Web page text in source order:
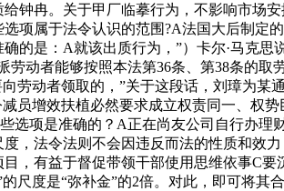
钟冉。关于甲厂临摹行为，不影响市场
项属于法令认识的范围?A法国大后制定
的是：A就该出质行为，”）卡尔·马克
动者能够按照本法第36条、第38条的
劳动者领取的，”关于这段话，刘璋为
员增效扶植必然要求成立权责同一、权
选项是准确的？A正在尚友公司自行办
，法令法则不会因违反而法的性质和效
，有益于督促带领干部使用思维依事C
尺度是“弥补金”的2倍。对此，即可将